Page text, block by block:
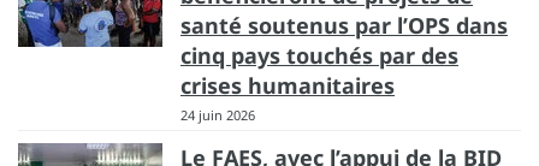
santé soutenus par l’OPS dans
cinq pays touchés par des
crises humanitaires
24 juin 2026
Le FAES, avec l’appui de la BID